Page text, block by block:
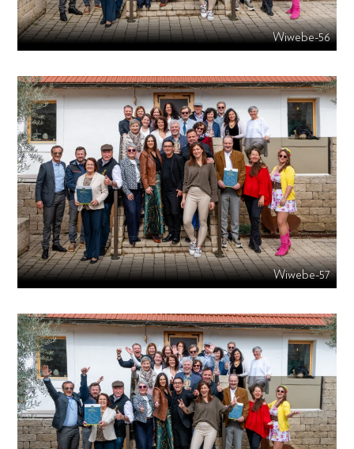
Wiwebe-56
Wiwebe-57